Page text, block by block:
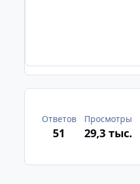
Ответов
51
Просмотры
29,3 тыс.